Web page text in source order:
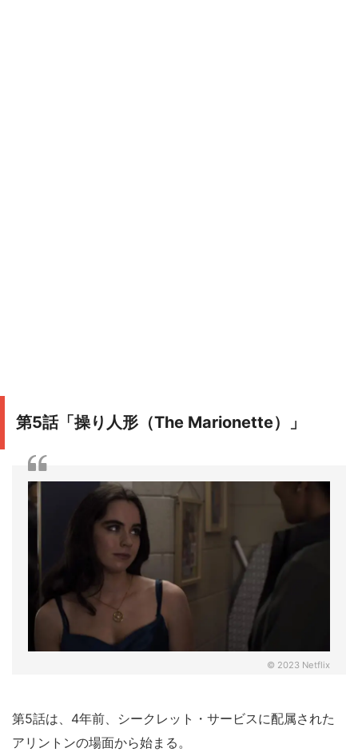
第5話「操り人形（The Marionette）」
© 2023 Netflix
第5話は、4年前、シークレット・サービスに配属された
アリントンの場面から始まる。